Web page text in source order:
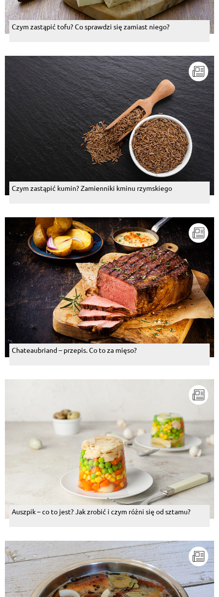
Czym zastąpić tofu? Co sprawdzi się zamiast niego?
Czym zastąpić kumin? Zamienniki kminu rzymskiego
Chateaubriand – przepis. Co to za mięso?
Auszpik – co to jest? Jak zrobić i czym różni się od sztamu?